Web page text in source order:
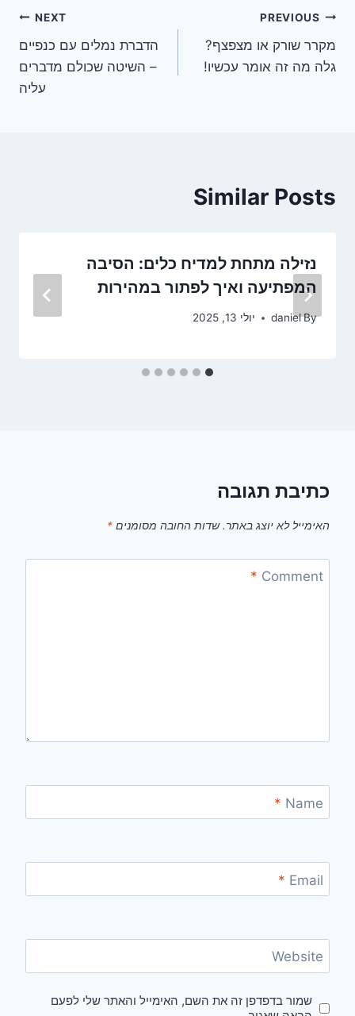
ניווט
PREVIOUS
מקרר שורק או מצפצף?
גלה מה זה אומר עכשיו!
NEXT
הדברת נמלים עם כנפיים
– השיטה שכולם מדברים
עליה
Similar Posts
נזילה מתחת למדיח כלים: הסיבה
המפתיעה ואיך לפתור במהירות
By
daniel יולי 13, 2025
כתיבת תגובה
האימייל לא יוצג באתר. שדות החובה מסומנים *
Comment
*
Name
*
Email
*
Website
שמור בדפדפן זה את השם, האימייל והאתר שלי לפעם